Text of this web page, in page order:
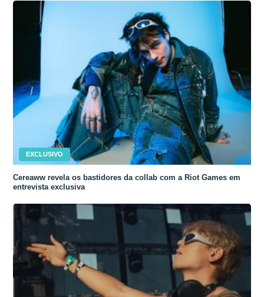
EXCLUSIVO
Cereaww revela os bastidores da collab com a Riot Games em
entrevista exclusiva